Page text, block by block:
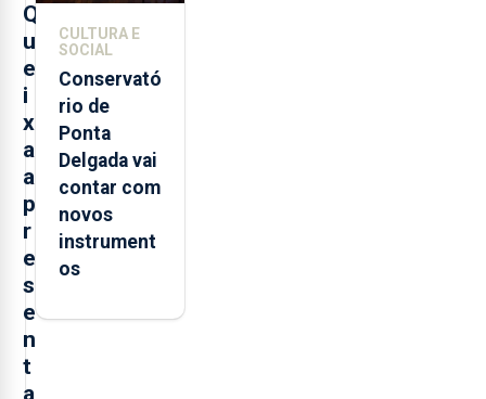
Q
u
e
i
x
a
a
p
r
e
s
e
n
t
a
CULTURA E
SOCIAL
Conservató
rio de
Ponta
Delgada vai
contar com
novos
instrument
os